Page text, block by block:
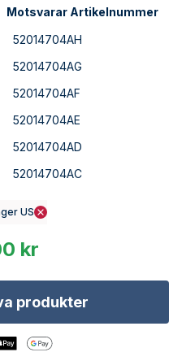
Motsvarar Artikelnummer
52014704AH
52014704AG
52014704AF
52014704AE
52014704AD
52014704AC
US
kr
produkter